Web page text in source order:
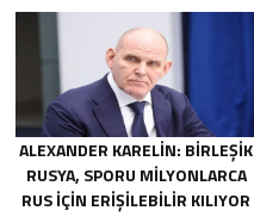
ALEXANDER KARELIN: BIRLEŞIK
RUSYA, SPORU MILYONLARCA
RUS IÇIN ERIŞILEBILIR KILIYOR